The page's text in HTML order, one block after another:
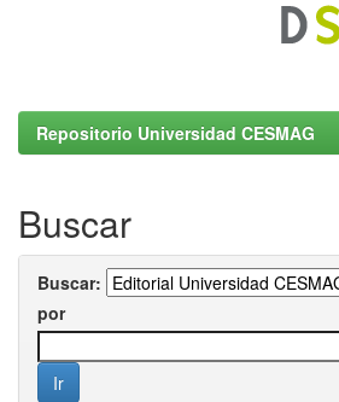
Repositorio Universidad CESMAG
Buscar
Buscar:
por